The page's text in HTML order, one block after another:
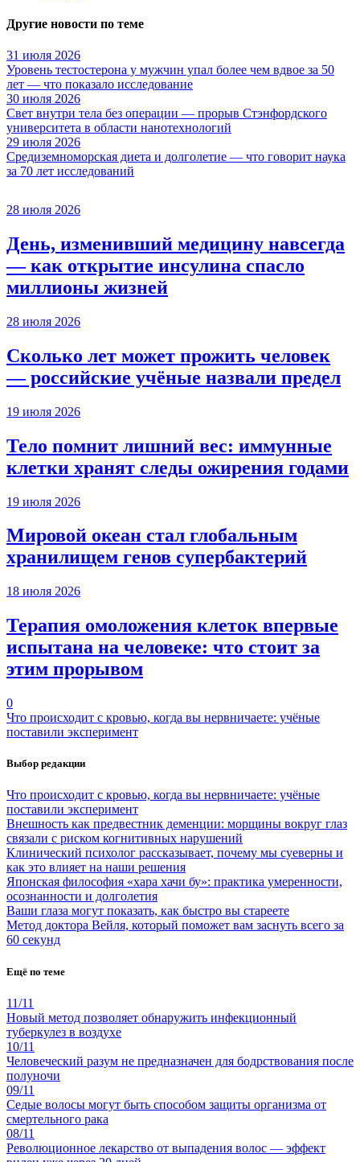
Другие новости по теме
31 июля 2026
Уровень тестостерона у мужчин упал более чем вдвое за 50
лет — что показало исследование
30 июля 2026
Свет внутри тела без операции — прорыв Стэнфордского
университета в области нанотехнологий
29 июля 2026
Средиземноморская диета и долголетие — что говорит наука
за 70 лет исследований
28 июля 2026
День, изменивший медицину навсегда
— как открытие инсулина спасло
миллионы жизней
28 июля 2026
Сколько лет может прожить человек
— российские учёные назвали предел
19 июля 2026
Тело помнит лишний вес: иммунные
клетки хранят следы ожирения годами
19 июля 2026
Мировой океан стал глобальным
хранилищем генов супербактерий
18 июля 2026
Терапия омоложения клеток впервые
испытана на человеке: что стоит за
этим прорывом
0
Что происходит с кровью, когда вы нервничаете: учёные
поставили эксперимент
Выбор редакции
Что происходит с кровью, когда вы нервничаете: учёные
поставили эксперимент
Внешность как предвестник деменции: морщины вокруг глаз
связали с риском когнитивных нарушений
Клинический психолог рассказывает, почему мы суеверны и
как это влияет на наши решения
Японская философия «хара хачи бу»: практика умеренности,
осознанности и долголетия
Ваши глаза могут показать, как быстро вы стареете
Метод доктора Вейля, который поможет вам заснуть всего за
60 секунд
Ещё по теме
11/11
Новый метод позволяет обнаружить инфекционный
туберкулез в воздухе
10/11
Человеческий разум не предназначен для бодрствования после
полуночи
09/11
Седые волосы могут быть способом защиты организма от
смертельного рака
08/11
Революционное лекарство от выпадения волос — эффект